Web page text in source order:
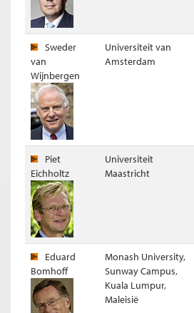
Resultaat (ongewogen)
Sweder
van
Wijnbergen
Universiteit van
Amsterdam
Piet
Eichholtz
Universiteit
Maastricht
Eduard
Bomhoff
Monash University,
Sunway Campus,
Kuala Lumpur,
Maleisië